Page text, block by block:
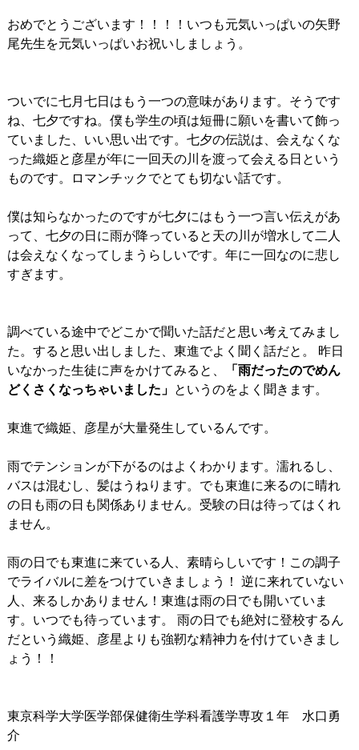
おめでとうございます！！！！いつも元気いっぱいの矢野
尾先生を元気いっぱいお祝いしましょう。
ついでに七月七日はもう一つの意味があります。そうです
ね、七夕ですね。僕も学生の頃は短冊に願いを書いて飾っ
ていました、いい思い出です。七夕の伝説は、会えなくな
った織姫と彦星が年に一回天の川を渡って会える日という
ものです。ロマンチックでとても切ない話です。
僕は知らなかったのですが七夕にはもう一つ言い伝えがあ
って、七夕の日に雨が降っていると天の川が増水して二人
は会えなくなってしまうらしいです。年に一回なのに悲し
すぎます。
調べている途中でどこかで聞いた話だと思い考えてみまし
た。すると思い出しました、東進でよく聞く話だと。 昨日
いなかった生徒に声をかけてみると、
「雨だったのでめん
どくさくなっちゃいました」 というのをよく聞きます。
東進で織姫、彦星が大量発生しているんです。
雨でテンションが下がるのはよくわかります。濡れるし、
バスは混むし、髪はうねります。でも東進に来るのに晴れ
の日も雨の日も関係ありません。受験の日は待ってはくれ
ません。
雨の日でも東進に来ている人、素晴らしいです！この調子
でライバルに差をつけていきましょう！ 逆に来れていない
人、来るしかありません！東進は雨の日でも開いていま
す。いつでも待っています。 雨の日でも絶対に登校するん
だという織姫、彦星よりも強靭な精神力を付けていきまし
ょう！！
東京科学大学医学部保健衛生学科看護学専攻１年 水口勇
介